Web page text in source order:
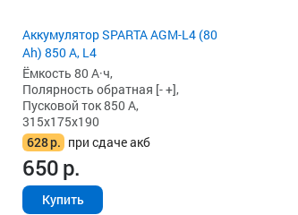
Аккумулятор SPARTA AGM-L4 (80
Ah) 850 А, L4
Ёмкость 80 А·ч,
Полярность обратная [- +],
Пусковой ток 850 А,
315x175x190
628р. при сдаче акб
650р.
Купить